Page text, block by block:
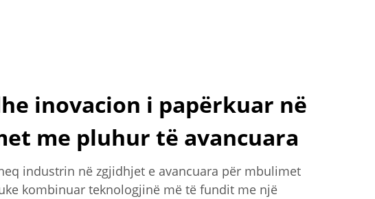
inovacion i papërkuar në
me pluhur të avancuara
industrin në zgjidhjet e avancuara për mbulimet
kombinuar teknologjinë më të fundit me një